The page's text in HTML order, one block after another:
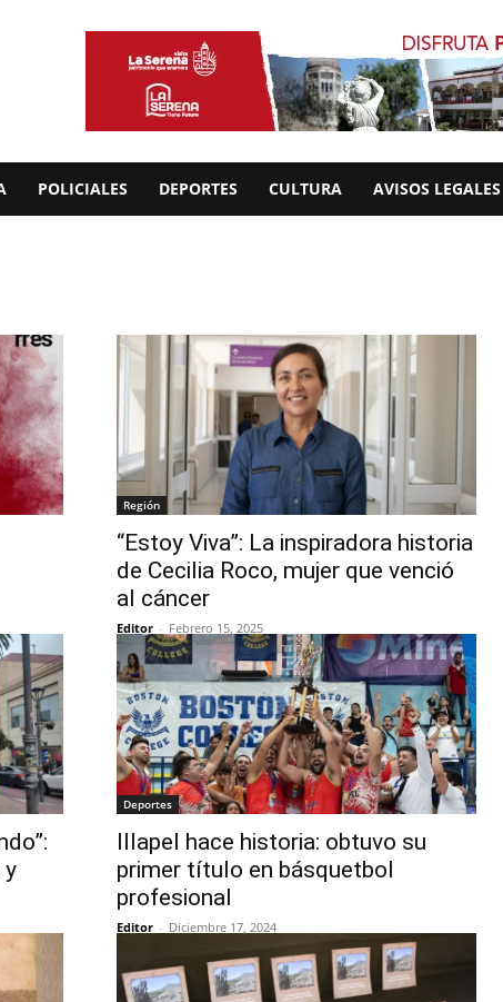
POLICIALES DEPORTES CULTURA AVISOS LEGALES
Región
“Estoy Viva”: La inspiradora historia
de Cecilia Roco, mujer que venció
al cáncer
Editor - Febrero 15, 2025
y
Deportes
Illapel hace historia: obtuvo su
primer título en básquetbol
profesional
Editor - Diciembre 17, 2024